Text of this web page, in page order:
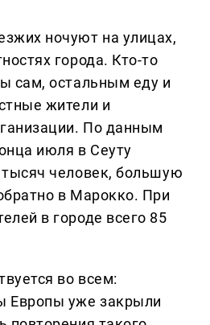
ночуют на улицах,
города. Кто-то
сам, остальным еду и
жители и
По данным
июля в Сеуту
человек, большую
в Марокко. При
в городе всего 85
во всем:
Европы уже закрыли